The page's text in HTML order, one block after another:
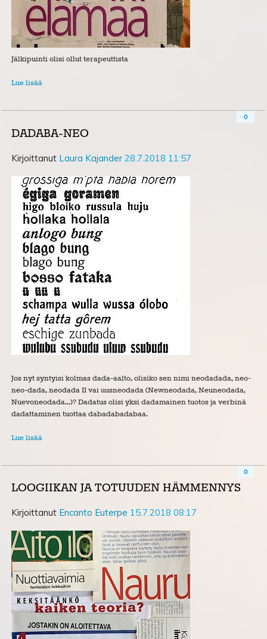
Jälkipuinti olisi ollut terapeuttista
Lue lisää
0
DADABA-NEO
Kirjoittanut Laura Kajander 28.7.2018 11:57
Jos nyt syntyisi kolmas dada-aalto, olisiko sen nimi neodadada, neo-
neo-dada, neodada II vai uusneodada (Newneodada, Neuneodada,
Nuevoneodada...)? Dadatus olisi yksi dadamainen tuotos ja verbinä
dadattaminen tuottaa dabadabadabaa.
Lue lisää
0
LOOGIIKAN JA TOTUUDEN HÄMMENNYS
Kirjoittanut Encanto Euterpe 15.7.2018 08:17